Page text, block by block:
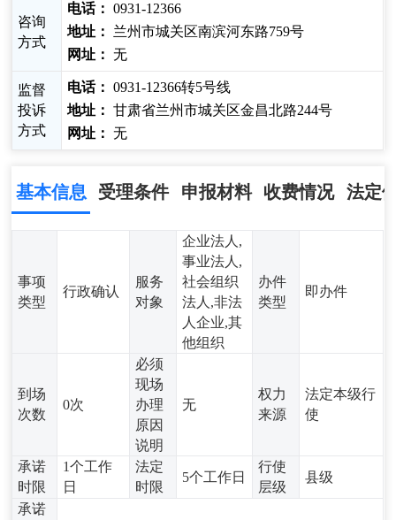
咨询
方式
电话： 0931-12366
地址：
兰州市城关区南滨河东路759号
网址： 无
监督
投诉
方式
电话： 0931-12366转5号线
地址： 甘肃省兰州市城关区金昌北路244号
网址： 无
基本信息 受理条件 申报材料 收费情况 法定
事项
类型
行政确认
服务
对象
企业法人,
事业法人,
社会组织
法人,非法
人企业,其
他组织
办件
类型
即办件
到场
次数
0次
必须
现场
办理
原因
说明
无
权力
来源
法定本级行
使
承诺
时限
1个工作
日
法定
时限
5个工作日
行使
层级
县级
承诺